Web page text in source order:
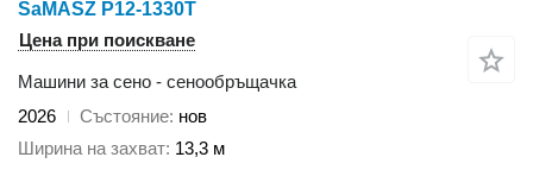
SaMASZ P12-1330T
Цена при поискване
Машини за сено - сенообръщачка
2026
Състояние нов
Ширина на захват 13,3 м